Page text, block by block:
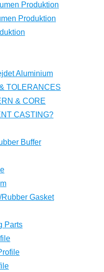
Produktion
Produktion
Aluminium
TOLERANCES
& CORE
CASTING?
Buffer
Gasket
Parts